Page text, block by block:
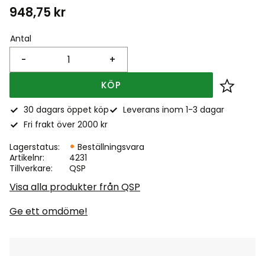
948,75 kr
Antal
+
-
KÖP Lägg
30 dagars öppet köp
Leverans inom 1-3 dagar
Fri frakt över 2000 kr
Lagerstatus
Beställningsvara
Artikelnr
4231
Tillverkare
QSP
Visa alla produkter från QSP
Ge ett omdöme!